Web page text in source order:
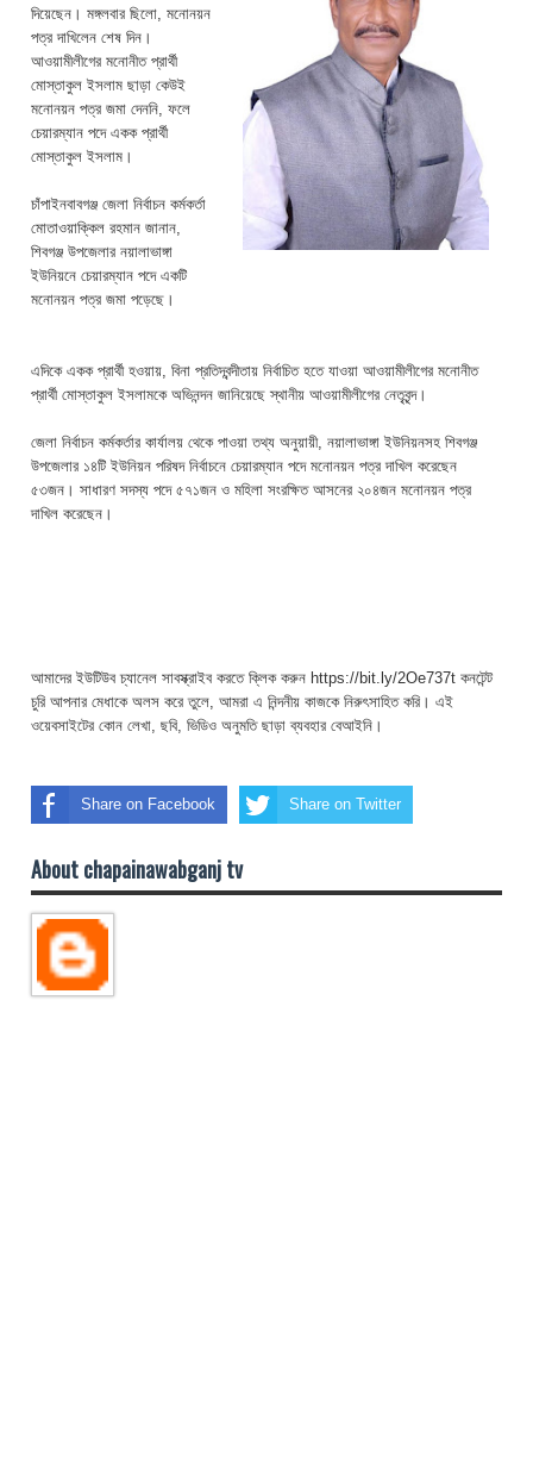
দিয়েছেন। মঙ্গলবার ছিলো, মনোনয়ন
পত্র দাখিলেন শেষ দিন।
আওয়ামীলীগের মনোনীত প্রার্থী
মোস্তাকুল ইসলাম ছাড়া কেউই
মনোনয়ন পত্র জমা দেননি, ফলে
চেয়ারম্যান পদে একক প্রার্থী
মোস্তাকুল ইসলাম।
চাঁপাইনবাবগঞ্জ জেলা নির্বাচন কর্মকর্তা
মোতাওয়াক্কিল রহমান জানান,
শিবগঞ্জ উপজেলার নয়ালাভাঙ্গা
ইউনিয়নে চেয়ারম্যান পদে একটি
মনোনয়ন পত্র জমা পড়েছে।
এদিকে একক প্রার্থী হওয়ায়, বিনা প্রতিদ্বন্দীতায় নির্বাচিত হতে যাওয়া আওয়ামীলীগের মনোনীত
প্রার্থী মোস্তাকুল ইসলামকে অভিনন্দন জানিয়েছে স্থানীয় আওয়ামীলীগের নেতৃবৃন্দ।
জেলা নির্বাচন কর্মকর্তার কার্যালয় থেকে পাওয়া তথ্য অনুয়ায়ী, নয়ালাভাঙ্গা ইউনিয়নসহ শিবগঞ্জ
উপজেলার ১৪টি ইউনিয়ন পরিষদ নির্বাচনে চেয়ারম্যান পদে মনোনয়ন পত্র দাখিল করেছেন
৫৩জন। সাধারণ সদস্য পদে ৫৭১জন ও মহিলা সংরক্ষিত আসনের ২০৪জন মনোনয়ন পত্র
দাখিল করেছেন।
আমাদের ইউটিউব চ্যানেল সাবস্ক্রাইব করতে ক্লিক করুন https://bit.ly/2Oe737t কনটেন্ট
চুরি আপনার মেধাকে অলস করে তুলে, আমরা এ নিন্দনীয় কাজকে নিরুৎসাহিত করি। এই
ওয়েবসাইটের কোন লেখা, ছবি, ভিডিও অনুমতি ছাড়া ব্যবহার বেআইনি।
Share on Facebook Share on Twitter
About chapainawabganj tv